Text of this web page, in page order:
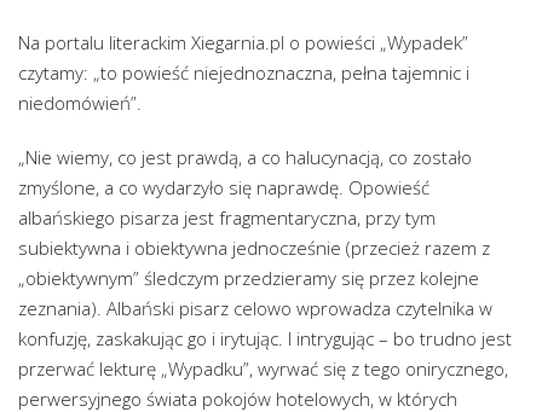
Na portalu literackim Xiegarnia.pl o powieści „Wypadek”
czytamy: „to powieść niejednoznaczna, pełna tajemnic i
niedomówień”.
„Nie wiemy, co jest prawdą, a co halucynacją, co zostało
zmyślone, a co wydarzyło się naprawdę. Opowieść
albańskiego pisarza jest fragmentaryczna, przy tym
subiektywna i obiektywna jednocześnie (przecież razem z
„obiektywnym” śledczym przedzieramy się przez kolejne
zeznania). Albański pisarz celowo wprowadza czytelnika w
konfuzję, zaskakując go i irytując. I intrygując – bo trudno jest
przerwać lekturę „Wypadku”, wyrwać się z tego onirycznego,
perwersyjnego świata pokojów hotelowych, w których